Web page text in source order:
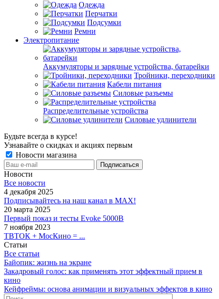
Одежда
Перчатки
Подсумки
Ремни
Электропитание
Аккумуляторы и зарядные устройства, батарейки
Тройники, переходники
Кабели питания
Силовые разъемы
Распределительные устройства
Силовые удлинители
Будьте всегда в курсе!
Узнавайте о скидках и акциях первым
Новости магазина
Новости
Все новости
4 декабря 2025
Подписывайтесь на наш канал в MAX!
20 марта 2025
Первый показ и тесты Evoke 5000B
7 ноября 2023
ТВТОК + МосКино = ...
Статьи
Все статьи
Байопик: жизнь на экране
Закадровый голос: как применять этот эффектный прием в
кино
Кейфреймы: основа анимации и визуальных эффектов в кино